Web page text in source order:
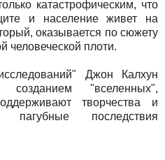
катастрофическим, что
и население живет на
оказывается по сюжету
человеческой плоти.
Джон Калхун
созданием "вселенных",
творчества и
последствия